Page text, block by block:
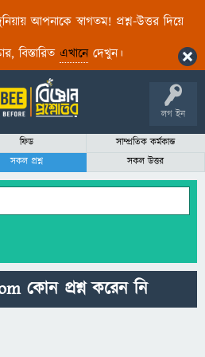
আপনাকে স্বাগতম! প্রশ্ন-উত্তর দিয়ে
বিস্তারিত এখানেদেখুন।
লগ ইন
ফিড
সাম্প্রতিক কর্মকান্ড
সকল প্রশ্ন
সকল উত্তর
কোন প্রশ্ন করেন নি